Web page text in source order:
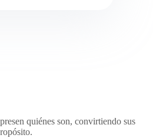
quiénes son, convirtiendo sus